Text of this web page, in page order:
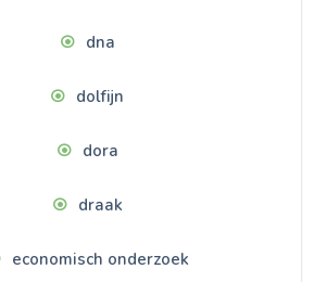
dna
dolfijn
dora
draak
economisch onderzoek